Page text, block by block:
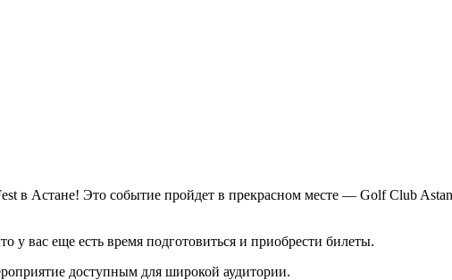
в Астане! Это событие пройдет в прекрасном месте — Golf Club
у вас еще есть время подготовиться и приобрести билеты.
доступным для широкой аудитории.